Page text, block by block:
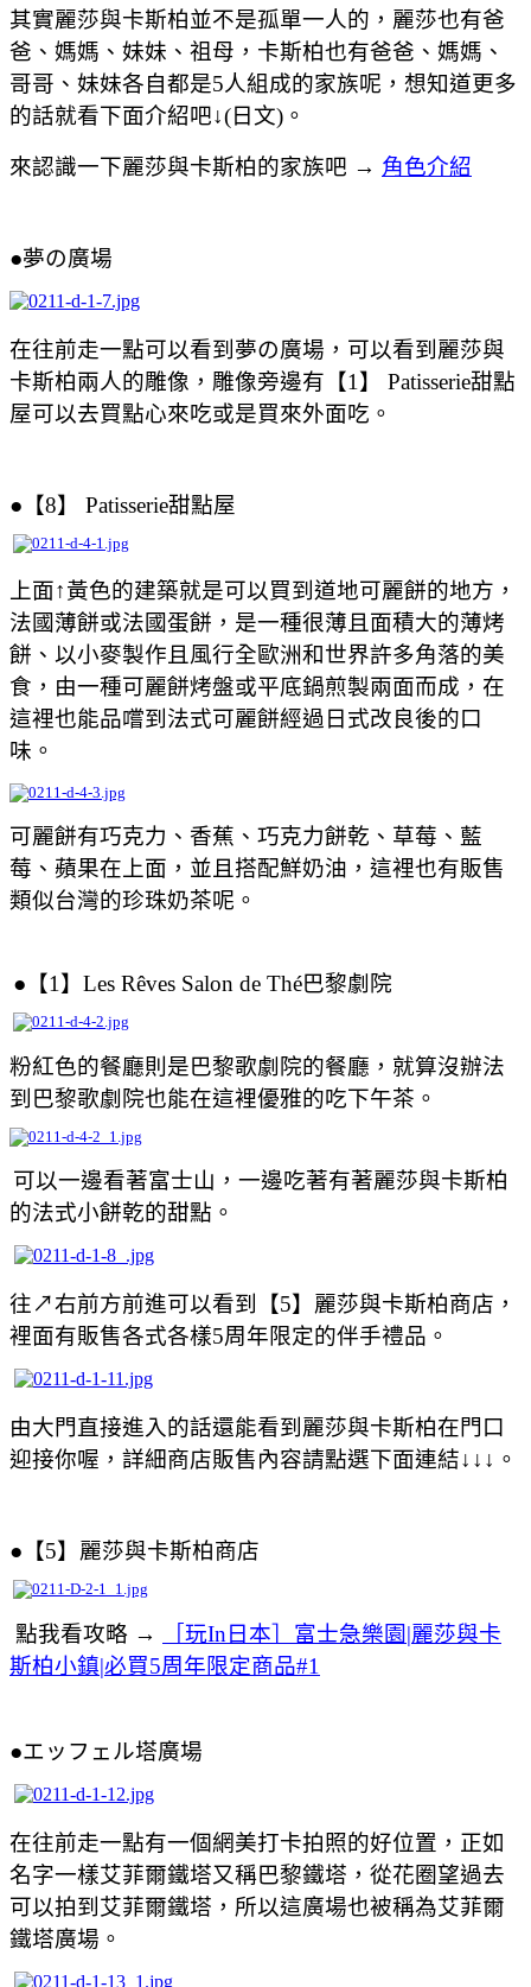
其實麗莎與卡斯柏並不是孤單一人的，麗莎也有爸
爸、媽媽、妹妹、祖母，卡斯柏也有爸爸、媽媽、
哥哥、妹妹各自都是5人組成的家族呢，想知道更多
的話就看下面介紹吧↓(日文)。
來認識一下麗莎與卡斯柏的家族吧 → 角色介紹
●夢の廣場
在往前走一點可以看到 夢の廣場，可以看到 麗莎與
卡斯柏兩人的雕像，雕像旁邊有 【1】
Patisserie甜點
屋可以去買點心來吃或是買來外面吃 。
● 【8】 Patisserie甜點屋
上面↑黃色的建築就是可以買到道地可麗餅的地方，
法國薄餅或法國蛋餅，是一種很薄且面積大的薄烤
餅、以小麥製作且風行全歐洲和世界許多角落的美
食，由一種可麗餅烤盤或平底鍋煎製兩面而成，在
這裡也能品嚐到法式可麗餅經過日式改良後的口
味。
可麗餅有巧克力、香蕉、巧克力餅乾、草莓、藍
莓、蘋果在上面，並且搭配鮮奶油，這裡也有販售
類似台灣的珍珠奶茶呢。
● 【1】Les Rêves Salon de Thé巴黎劇院
粉紅色的餐廳則是巴黎歌劇院的餐廳，就算沒辦法
到巴黎歌劇院也能在這裡優雅的吃下午茶。
可以一邊看著富士山，一邊吃著有著麗莎與卡斯柏
的法式小餅乾的甜點。
往↗右前方前進可以看到 【5】麗莎與卡斯柏商店 ，
裡面有販售各式各樣5周年限定的伴手禮品。
由大門直接進入的話還能看到麗莎與卡斯柏在門口
迎接你喔，詳細商店販售內容請點選下面連結↓ ↓ ↓ 。
● 【5】麗莎與卡斯柏商店
點我看攻略 →
［玩In日本］富士急樂園|麗莎與卡
斯柏小鎮|必買5周年限定商品#1
●エッフェル塔廣場
在往前走一點有一個網美打卡拍照的好位置，正如
名字一樣艾菲爾鐵塔又稱巴黎鐵塔，從花圈望過去
可以拍到 艾菲爾鐵塔，所以這廣場也被稱為艾菲爾
鐵塔廣場。